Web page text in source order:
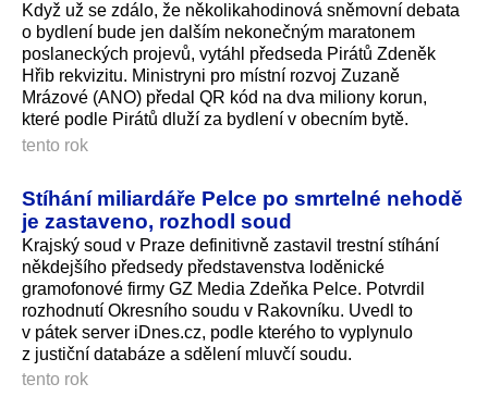
Když už se zdálo, že několikahodinová sněmovní debata
o bydlení bude jen dalším nekonečným maratonem
poslaneckých projevů, vytáhl předseda Pirátů Zdeněk
Hřib rekvizitu. Ministryni pro místní rozvoj Zuzaně
Mrázové (ANO) předal QR kód na dva miliony korun,
které podle Pirátů dluží za bydlení v obecním bytě.
tento rok
Stíhání miliardáře Pelce po smrtelné nehodě
je zastaveno, rozhodl soud
Krajský soud v Praze definitivně zastavil trestní stíhání
někdejšího předsedy představenstva loděnické
gramofonové firmy GZ Media Zdeňka Pelce. Potvrdil
rozhodnutí Okresního soudu v Rakovníku. Uvedl to
v pátek server iDnes.cz, podle kterého to vyplynulo
z justiční databáze a sdělení mluvčí soudu.
tento rok